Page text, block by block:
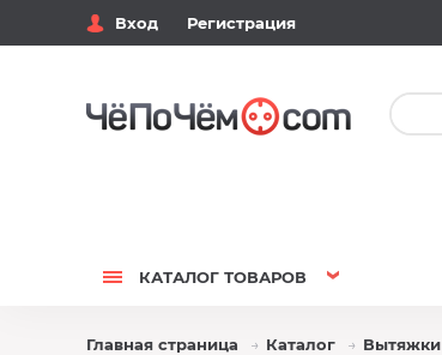
Вход Регистрация
КАТАЛОГ ТОВАРОВ
Главная страница Каталог Вытяжки